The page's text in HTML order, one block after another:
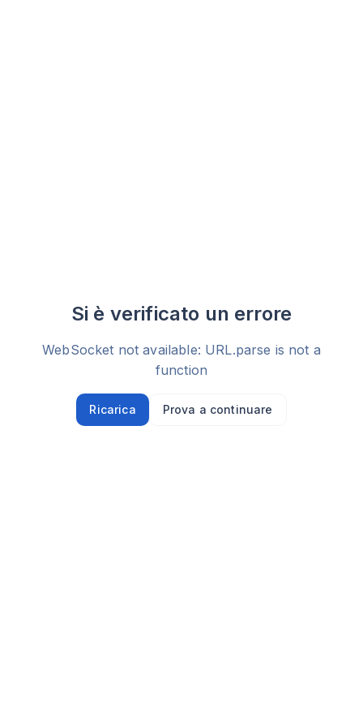
Si è verificato un errore
WebSocket not available: URL.parse is not a
function
Ricarica Prova a continuare